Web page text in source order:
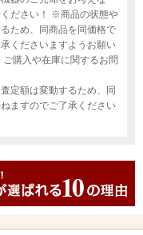
ださい！ ※商品の状態や
ため、同商品を同価格で
くださいますようお願い
購入や在庫に関するお問
定額は変動するため、同
ますのでご了承ください